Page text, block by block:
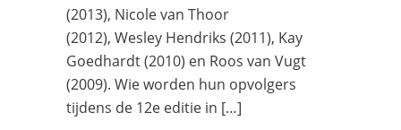
(2013), Nicole van Thoor
(2012), Wesley Hendriks (2011), Kay
Goedhardt (2010) en Roos van Vugt
(2009). Wie worden hun opvolgers
tijdens de 12e editie in […]